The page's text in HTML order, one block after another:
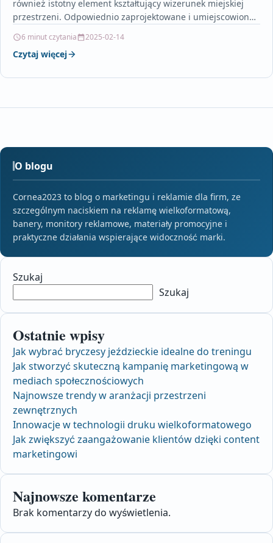
również istotny element kształtujący wizerunek miejskiej
przestrzeni. Odpowiednio zaprojektowane i umiejscowione,
6 minut czytania 2025-02-14
Czytaj więcej
O blogu
Cornea2023 to blog o marketingu i reklamie dla firm, ze
szczególnym naciskiem na reklamę wielkoformatową,
banery, monitory reklamowe, materiały promocyjne i
praktyczne działania wspierające widoczność marki.
Szukaj
Szukaj
Ostatnie wpisy
Jak wybrać bryczesy jeździeckie idealne do treningu
Jak stworzyć skuteczną kampanię marketingową w
mediach społecznościowych
Najnowsze trendy w aranżacji przestrzeni
zewnętrznych
Innowacje w technologii druku wielkoformatowego
Jak zwiększyć zaangażowanie klientów dzięki content
marketingowi
Najnowsze komentarze
Brak komentarzy do wyświetlenia.